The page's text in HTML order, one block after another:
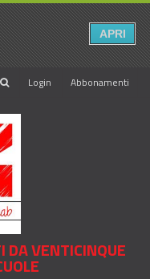
Login Abbonamenti
DA VENTICINQUE
APRI